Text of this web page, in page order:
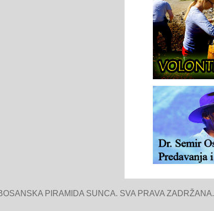
PIRAMIDA SUNCA. SVA PRAVA ZADRŽANA.